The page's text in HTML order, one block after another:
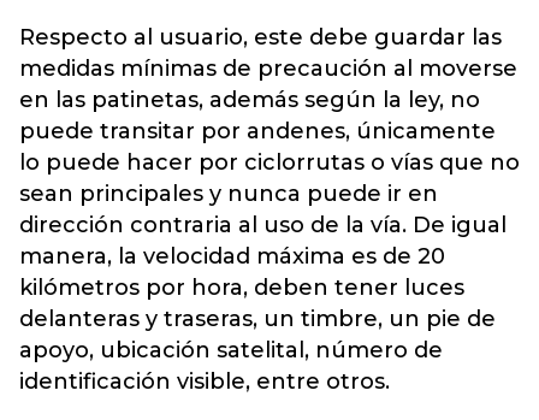
Respecto al usuario, este debe guardar las
medidas mínimas de precaución al moverse
en las patinetas, además según la ley, no
puede transitar por andenes, únicamente
lo puede hacer por ciclorrutas o vías que no
sean principales y nunca puede ir en
dirección contraria al uso de la vía. De igual
manera, la velocidad máxima es de 20
kilómetros por hora, deben tener luces
delanteras y traseras, un timbre, un pie de
apoyo, ubicación satelital, número de
identificación visible, entre otros.